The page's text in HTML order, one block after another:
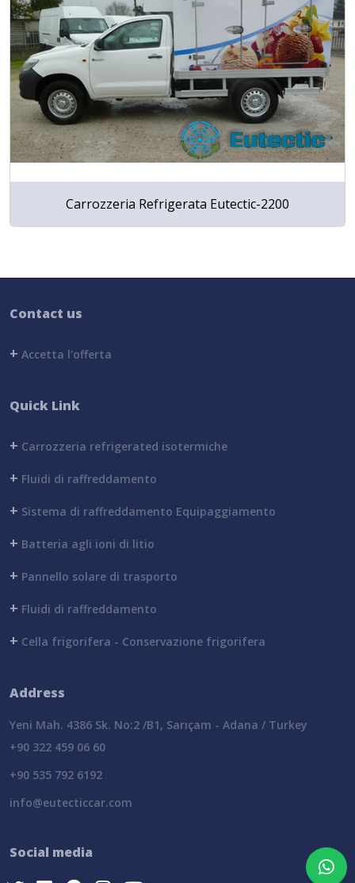
Carrozzeria Refrigerata Eutectic-2200
Contact us
+ Accetta l'offerta
Quick Link
+ Carrozzeria refrigerated isotermiche
+ Fluidi di raffreddamento
+ Sistema di raffreddamento Equipaggiamento
+ Batteria agli ioni di litio
+ Pannello solare di trasporto
+ Fluidi di raffreddamento
+ Cella frigorifera - Conservazione frigorifera
Address
Yeni Mah. 4386 Sk. No:2 /B1, Sarıçam - Adana / Turkey
+90 322 459 06 60
+90 535 792 6192
info@eutecticcar.com
Social media